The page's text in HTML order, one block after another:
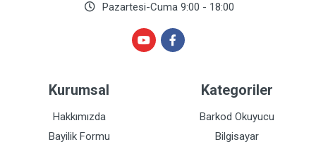
Pazartesi-Cuma 9:00 - 18:00
Kurumsal
Hakkımızda
Bayilik Formu
Kategoriler
Barkod Okuyucu
Bilgisayar